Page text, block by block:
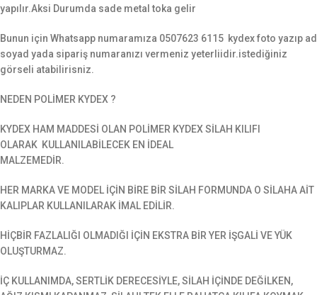
yapılır.Aksi Durumda sade metal toka gelir
Bunun için Whatsapp numaramıza 0507623 6115 kydex foto yazıp ad
soyad yada sipariş numaranızı vermeniz yeterliidir.istediğiniz
görseli atabilirisniz.
NEDEN POLİMER KYDEX ?
​KYDEX HAM MADDESİ OLAN POLİMER KYDEX SİLAH KILIFI
OLARAK KULLANILABİLECEK EN İDEAL
MALZEMEDİR.
HER MARKA VE MODEL İÇİN BİRE BİR SİLAH FORMUNDA O SİLAHA AİT
KALIPLAR KULLANILARAK İMAL EDİLİR.
HİÇBİR FAZLALIĞI OLMADIĞI İÇİN EKSTRA BİR YER İŞGALİ VE YÜK
OLUŞTURMAZ.
İÇ KULLANIMDA, SERTLİK DERECESİYLE, SİLAH İÇİNDE DEĞİLKEN,